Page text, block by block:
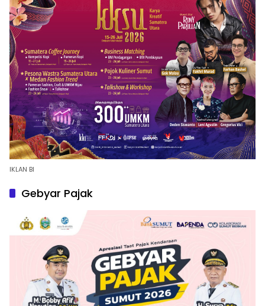
IKLAN BI
Gebyar Pajak